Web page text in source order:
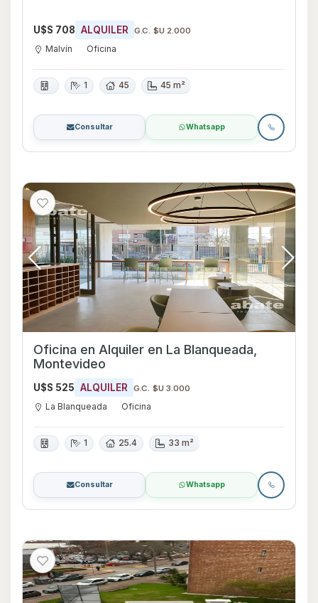
U$S 708 ALQUILER G.C. $U 2.000
Malvín Oficina
1 45 45 m²
Consultar Whatsapp
Oficina en Alquiler en La Blanqueada,
Montevideo
U$S 525 ALQUILER G.C. $U 3.000
La Blanqueada Oficina
1 25.4 33 m²
Consultar Whatsapp